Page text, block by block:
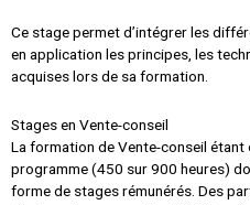
Ce stage permet d’intégrer les
en application les principes, les
acquises lors de sa formation.
Stages en Vente-conseil
La formation de Vente-conseil étant
programme (450 sur 900 heures)
forme de stages rémunérés. Des